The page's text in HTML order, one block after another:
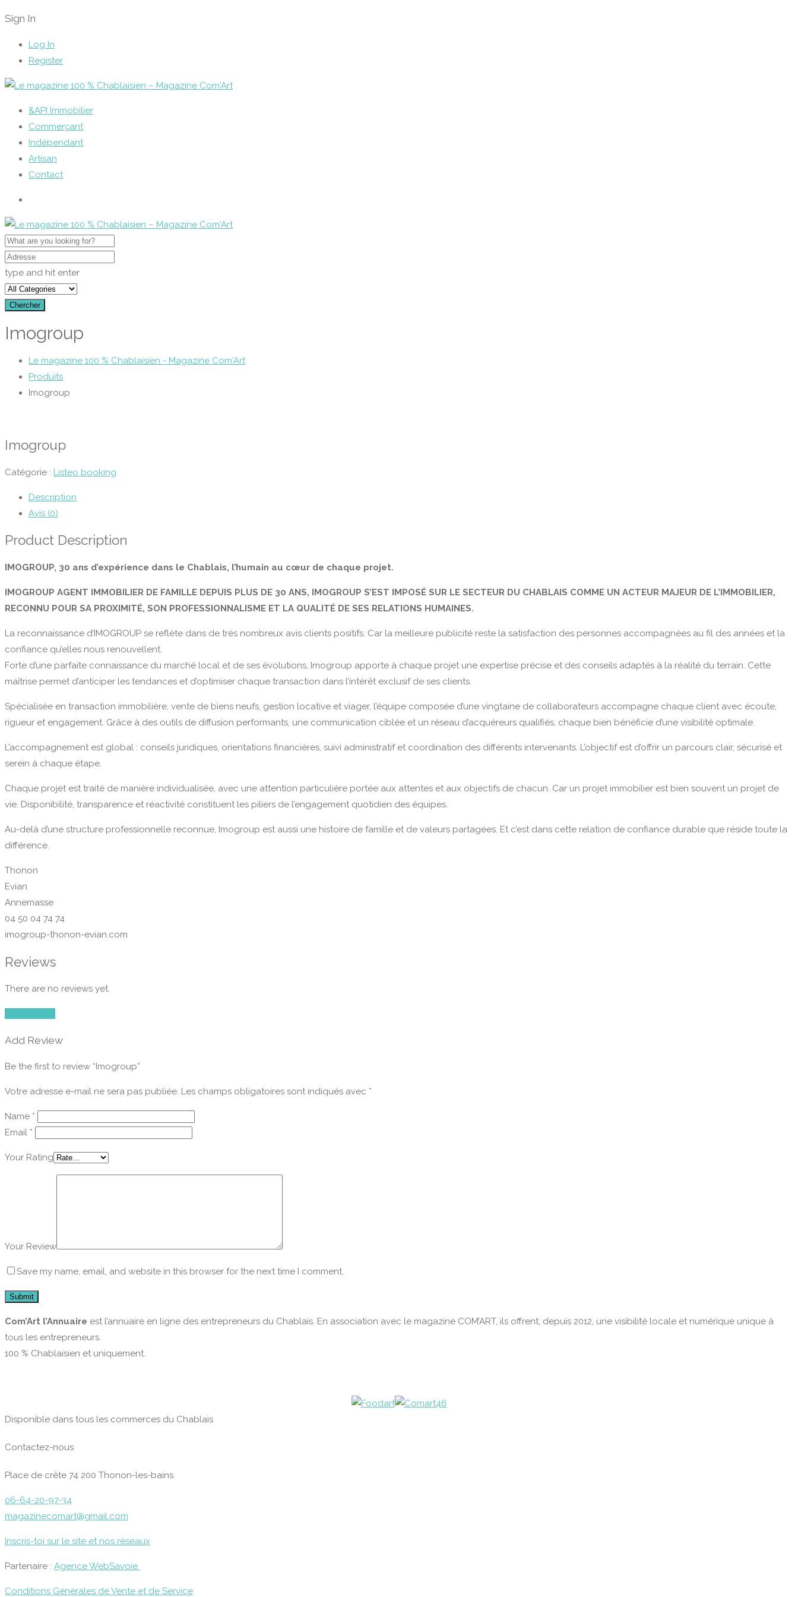
Sign In
Log In
Register
&API Immobilier
Commerçant
Indépendant
Artisan
Contact
type and hit enter
Chercher
Imogroup
Le magazine 100 % Chablaisien - Magazine Com'Art
Produits
Imogroup
Imogroup
Catégorie : Listeo booking
Description
Avis (0)
Product Description
IMOGROUP, 30 ans d’expérience dans le Chablais, l’humain au cœur de chaque projet.
IMOGROUP AGENT IMMOBILIER DE FAMILLE DEPUIS PLUS DE 30 ANS, IMOGROUP S’EST IMPOSÉ SUR LE SECTEUR DU CHABLAIS COMME UN ACTEUR MAJEUR DE L’IMMOBILIER,
RECONNU POUR SA PROXIMITÉ, SON PROFESSIONNALISME ET LA QUALITÉ DE SES RELATIONS HUMAINES.
La reconnaissance d’IMOGROUP se reflète dans de très nombreux avis clients positifs. Car la meilleure publicité reste la satisfaction des personnes accompagnées au fil des années et la
confiance qu’elles nous renouvellent.
Forte d’une parfaite connaissance du marché local et de ses évolutions, Imogroup apporte à chaque projet une expertise précise et des conseils adaptés à la réalité du terrain. Cette
maîtrise permet d’anticiper les tendances et d’optimiser chaque transaction dans l’intérêt exclusif de ses clients.
Spécialisée en transaction immobilière, vente de biens neufs, gestion locative et viager, l’équipe composée d’une vingtaine de collaborateurs accompagne chaque client avec écoute,
rigueur et engagement. Grâce à des outils de diffusion performants, une communication ciblée et un réseau d’acquéreurs qualifiés, chaque bien bénéficie d’une visibilité optimale.
L’accompagnement est global : conseils juridiques, orientations financières, suivi administratif et coordination des différents intervenants. L’objectif est d’offrir un parcours clair, sécurisé et
serein à chaque étape.
Chaque projet est traité de manière individualisée, avec une attention particulière portée aux attentes et aux objectifs de chacun. Car un projet immobilier est bien souvent un projet de
vie. Disponibilité, transparence et réactivité constituent les piliers de l’engagement quotidien des équipes.
Au-delà d’une structure professionnelle reconnue, Imogroup est aussi une histoire de famille et de valeurs partagées. Et c’est dans cette relation de confiance durable que réside toute la
différence.
Thonon
Evian
Annemasse
04 50 04 74 74
imogroup-thonon-evian.com
Reviews
There are no reviews yet.
Add Review
Be the first to review “Imogroup”
Votre adresse e-mail ne sera pas publiée. Les champs obligatoires sont indiqués avec *
Name *
Email *
Your Rating
Your Review
Save my name, email, and website in this browser for the next time I comment.
Com’Art l’Annuaire est l’annuaire en ligne des entrepreneurs du Chablais. En association avec le magazine COM’ART, ils offrent, depuis 2012, une visibilité locale et numérique unique à
tous les entrepreneurs.
100 % Chablaisien et uniquement.
Disponible dans tous les commerces du Chablais
Contactez-nous
Place de crête 74 200 Thonon-les-bains
06-64-20-97-34
magazinecomart@gmail.com
Inscris-toi sur le site et nos réseaux
Partenaire : Agence WebSavoie
Conditions Générales de Vente et de Service